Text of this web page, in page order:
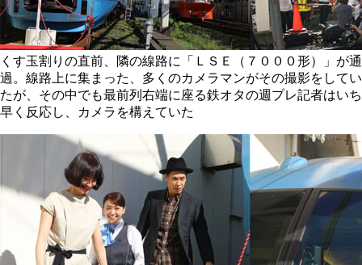
くす玉割りの直前、隣の線路に「ＬＳＥ（７０００形）」が通
過。線路上に集まった、多くのカメラマンがその撮影をしてい
たが、その中でも最前列右端に座る鉄オタの週プレ記者はいち
早く反応し、カメラを構えていた